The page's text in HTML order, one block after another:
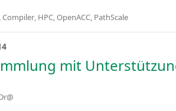
Compiler HPC OpenACC PathScale
mit